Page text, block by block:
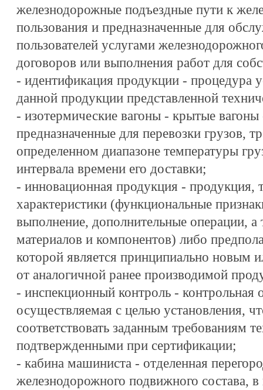
железнодорожные подъездные пути к
пользования и предназначенные для
пользователей услугами
договоров или выполнения работ для
- идентификация продукции - процедура
данной продукции представленной
- изотермические вагоны - крытые вагоны
предназначенные для перевозки грузов,
определенном диапазоне температуры
интервала времени его доставки;
- инновационная продукция - продукция,
характеристики (функциональные
выполнение, дополнительные операции,
материалов и компонентов) либо
которой является принципиально новым
от аналогичной ранее производимой
- инспекционный контроль - контрольная
осуществляемая с целью установления,
соответствовать заданным требованиям
подтвержденными при сертификации;
- кабина машиниста - отделенная
железнодорожного подвижного состава,